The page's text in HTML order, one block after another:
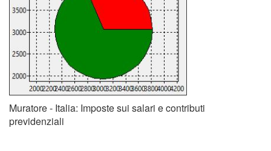
Muratore - Italia: Imposte sui salari e contributi
previdenziali